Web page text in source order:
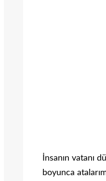
İnsanın vatanı
boyunca